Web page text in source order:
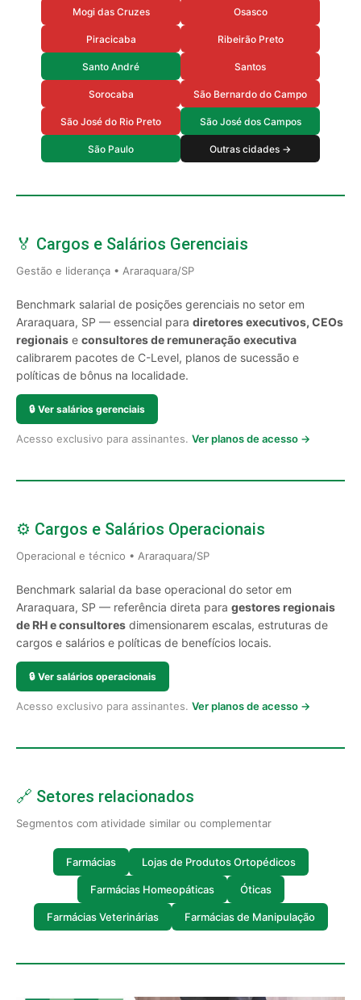
Mogi das Cruzes Osasco
Piracicaba Ribeirão Preto
Santo André Santos
Sorocaba São Bernardo do Campo
São José do Rio Preto São José dos Campos
São Paulo Outras cidades →
🏅 Cargos e Salários Gerenciais
Gestão e liderança • Araraquara/SP
Benchmark salarial de posições gerenciais no setor em
Araraquara, SP — essencial para diretores executivos, CEOs
regionais e consultores de remuneração executiva
calibrarem pacotes de C-Level, planos de sucessão e
políticas de bônus na localidade.
🔒 Ver salários gerenciais
Acesso exclusivo para assinantes. Ver planos de acesso →
⚙️ Cargos e Salários Operacionais
Operacional e técnico • Araraquara/SP
Benchmark salarial da base operacional do setor em
Araraquara, SP — referência direta para gestores regionais
de RH e consultores dimensionarem escalas, estruturas de
cargos e salários e políticas de benefícios locais.
🔒 Ver salários operacionais
Acesso exclusivo para assinantes. Ver planos de acesso →
🔗 Setores relacionados
Segmentos com atividade similar ou complementar
Farmácias Lojas de Produtos Ortopédicos
Farmácias Homeopáticas Óticas
Farmácias Veterinárias Farmácias de Manipulação